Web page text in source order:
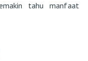
tahu manfaat